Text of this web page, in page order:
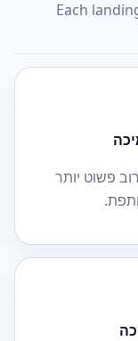
Each
פשוט יותר